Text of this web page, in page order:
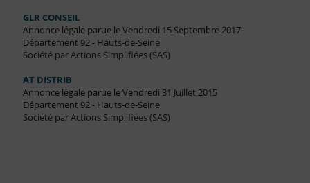
GLR CONSEIL
Annonce légale parue le Vendredi 15 Septembre 2017
Département 92 - Hauts-de-Seine
Société par Actions Simplifiées (SAS)
AT DISTRIB
Annonce légale parue le Vendredi 31 Juillet 2015
Département 92 - Hauts-de-Seine
Société par Actions Simplifiées (SAS)